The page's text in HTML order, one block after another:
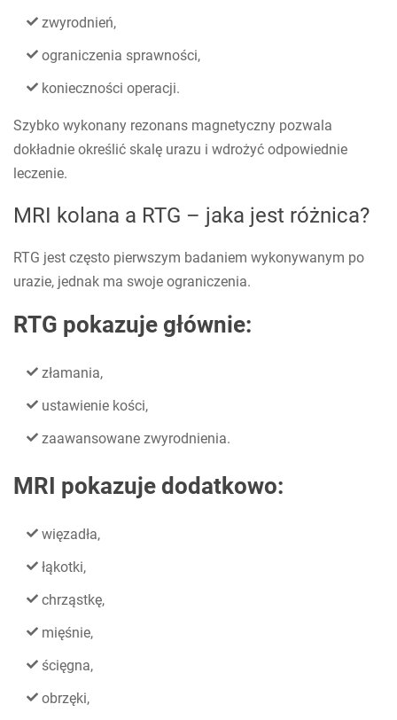
zwyrodnień,
ograniczenia sprawności,
konieczności operacji.
Szybko wykonany rezonans magnetyczny pozwala
dokładnie określić skalę urazu i wdrożyć odpowiednie
leczenie.
MRI kolana a RTG – jaka jest różnica?
RTG jest często pierwszym badaniem wykonywanym po
urazie, jednak ma swoje ograniczenia.
RTG pokazuje głównie:
złamania,
ustawienie kości,
zaawansowane zwyrodnienia.
MRI pokazuje dodatkowo:
więzadła,
łąkotki,
chrząstkę,
mięśnie,
ścięgna,
obrzęki,